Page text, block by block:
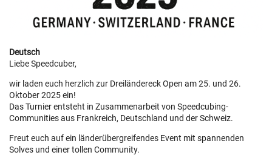
Deutsch
Liebe Speedcuber,
wir laden euch herzlich zur Dreiländereck Open am 25. und 26.
Oktober 2025 ein!
Das Turnier entsteht in Zusammenarbeit von Speedcubing-
Communities aus Frankreich, Deutschland und der Schweiz.
Freut euch auf ein länderübergreifendes Event mit spannenden
Solves und einer tollen Community.